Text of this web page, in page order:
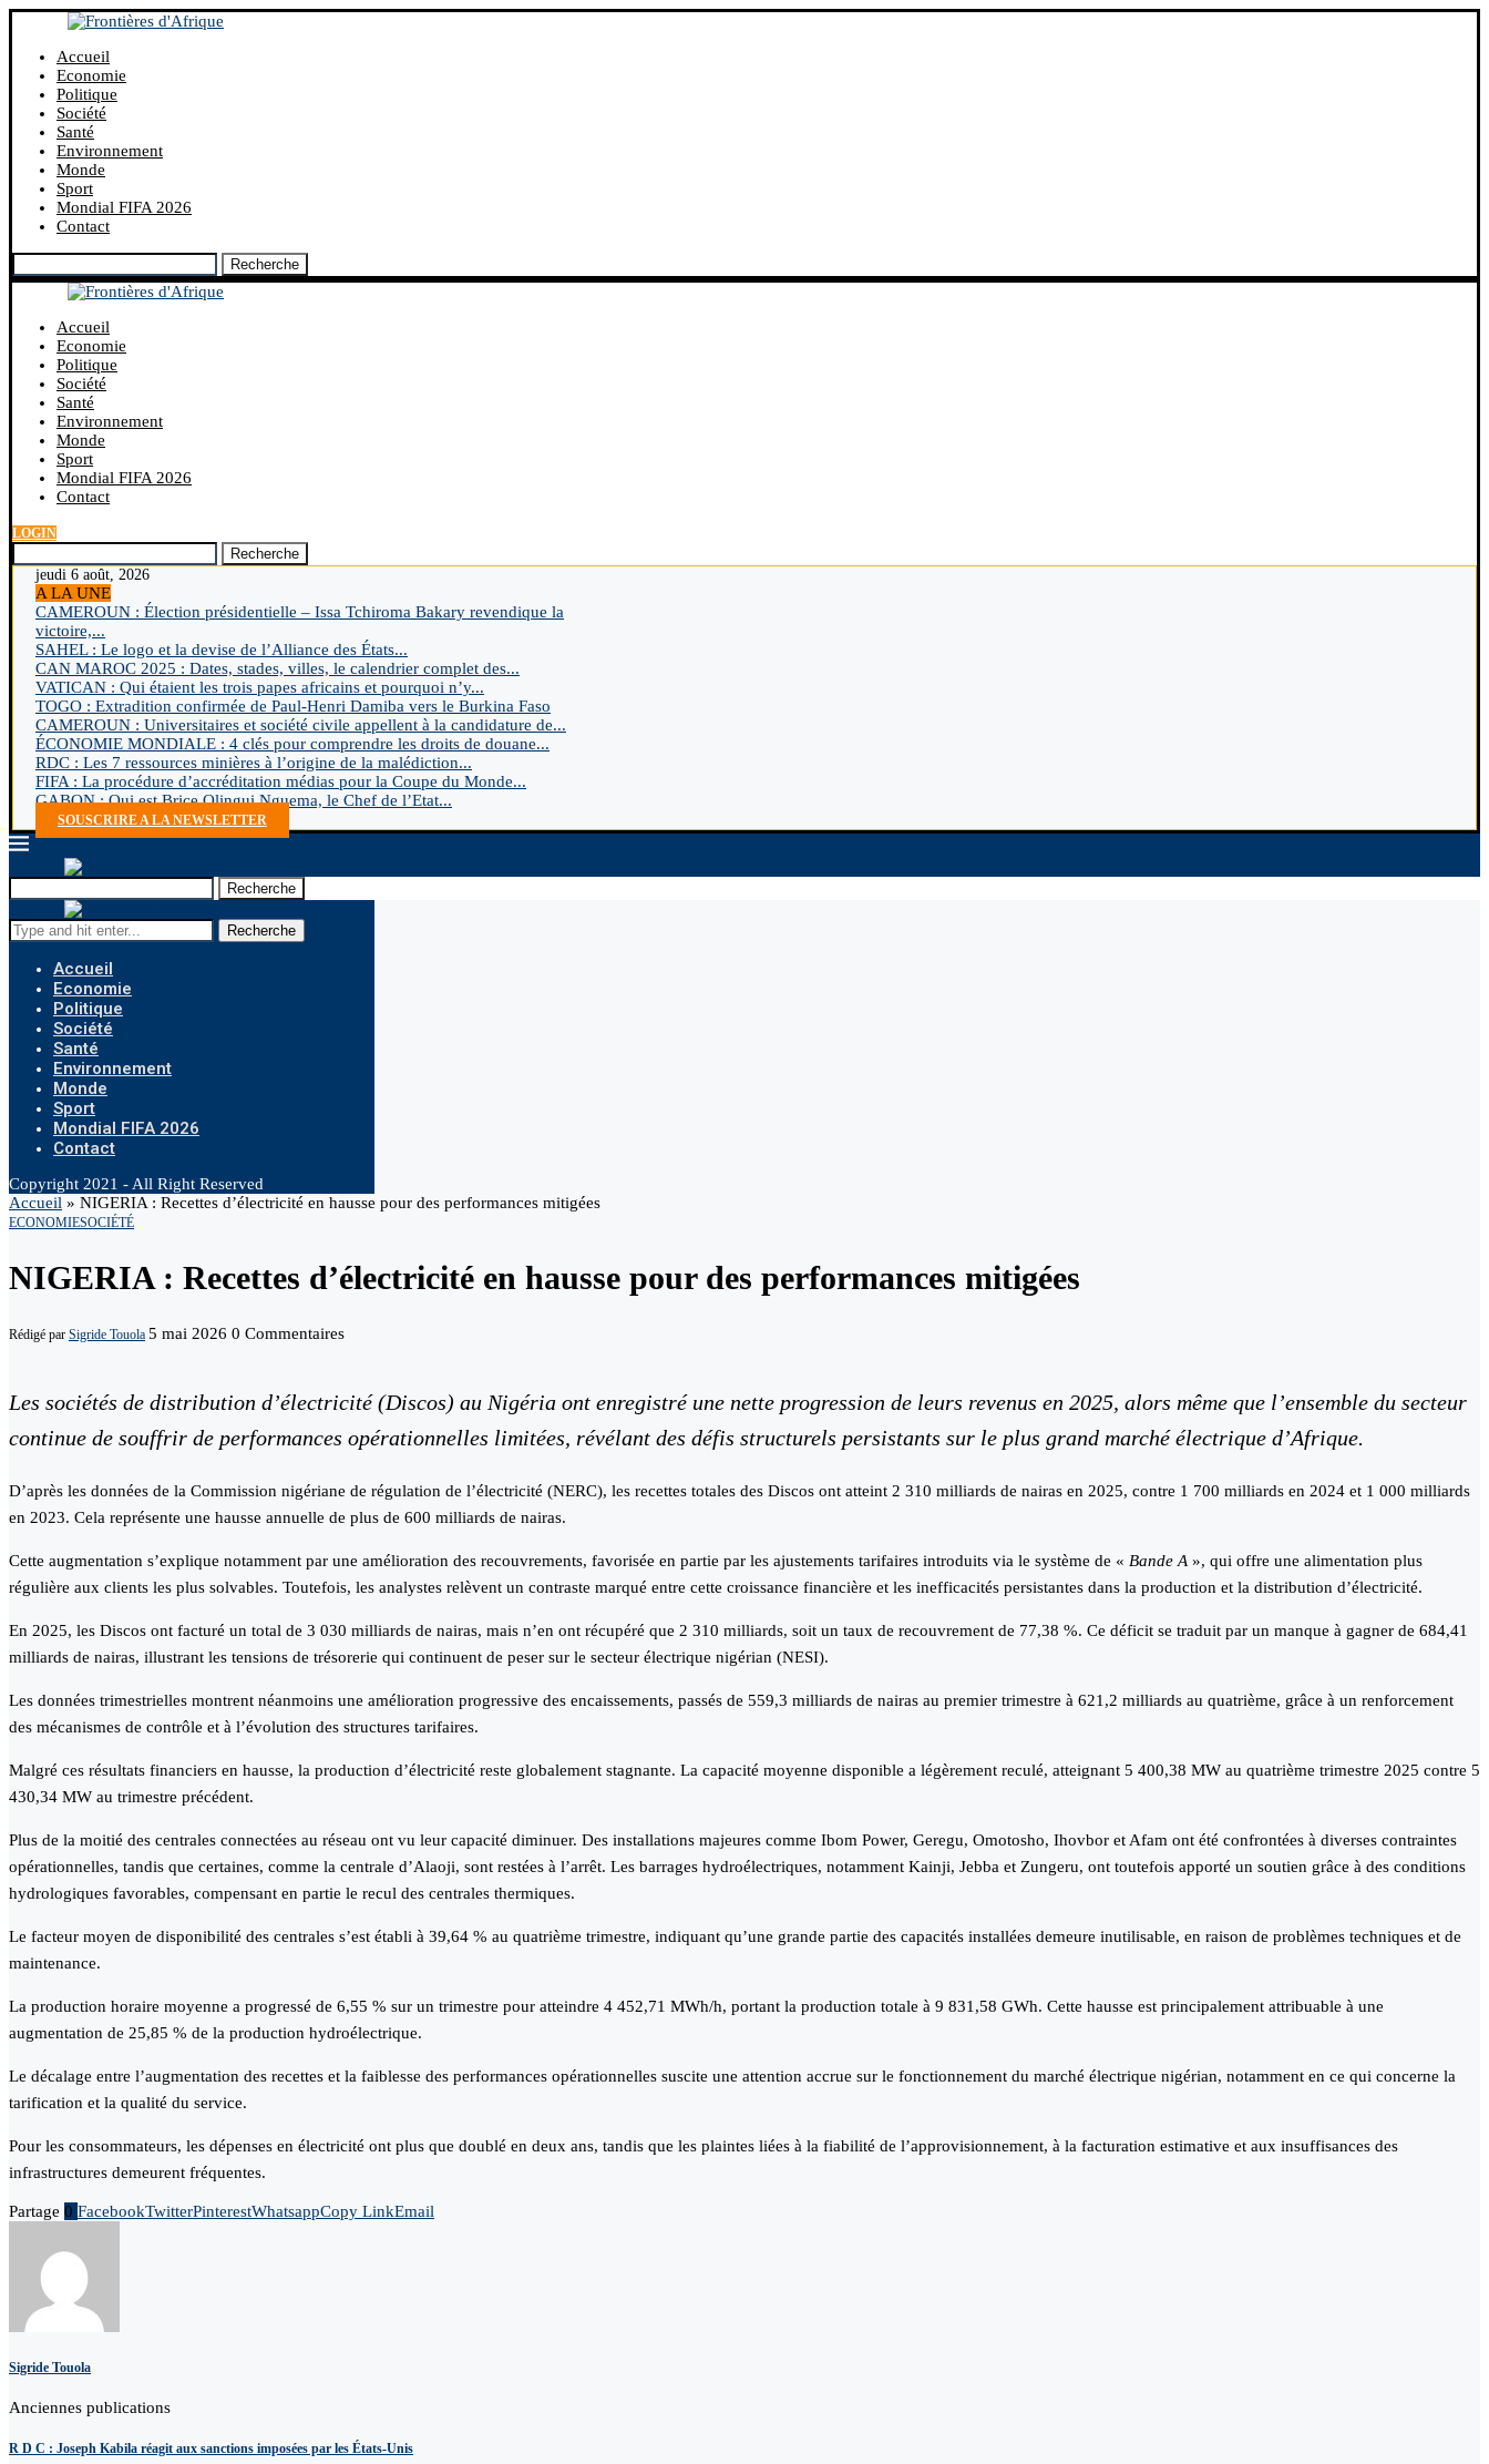
Accueil
Economie
Politique
Société
Santé
Environnement
Monde
Sport
Mondial FIFA 2026
Contact
Recherche
Accueil
Economie
Politique
Société
Santé
Environnement
Monde
Sport
Mondial FIFA 2026
Contact
LOGIN
Recherche
jeudi 6 août, 2026
A LA UNE
CAMEROUN : Élection présidentielle – Issa Tchiroma Bakary revendique la
victoire,...
SAHEL : Le logo et la devise de l’Alliance des États...
CAN MAROC 2025 : Dates, stades, villes, le calendrier complet des...
VATICAN : Qui étaient les trois papes africains et pourquoi n’y...
TOGO : Extradition confirmée de Paul-Henri Damiba vers le Burkina Faso
CAMEROUN : Universitaires et société civile appellent à la candidature de...
ÉCONOMIE MONDIALE : 4 clés pour comprendre les droits de douane...
RDC : Les 7 ressources minières à l’origine de la malédiction...
FIFA : La procédure d’accréditation médias pour la Coupe du Monde...
GABON : Qui est Brice Olingui Nguema, le Chef de l’Etat...
SOUSCRIRE A LA NEWSLETTER
Recherche
Recherche
Accueil
Economie
Politique
Société
Santé
Environnement
Monde
Sport
Mondial FIFA 2026
Contact
Copyright 2021 - All Right Reserved
Accueil » NIGERIA : Recettes d’électricité en hausse pour des performances mitigées
ECONOMIESOCIÉTÉ
NIGERIA : Recettes d’électricité en hausse pour des performances mitigées
Rédigé par Sigride Touola 5 mai 2026 0 Commentaires
Les sociétés de distribution d’électricité (Discos) au Nigéria ont enregistré une nette progression de leurs revenus en 2025, alors même que l’ensemble du secteur
continue de souffrir de performances opérationnelles limitées, révélant des défis structurels persistants sur le plus grand marché électrique d’Afrique.
D’après les données de la Commission nigériane de régulation de l’électricité (NERC), les recettes totales des Discos ont atteint 2 310 milliards de nairas en 2025, contre 1 700 milliards en 2024 et 1 000 milliards
en 2023. Cela représente une hausse annuelle de plus de 600 milliards de nairas.
Cette augmentation s’explique notamment par une amélioration des recouvrements, favorisée en partie par les ajustements tarifaires introduits via le système de « Bande A », qui offre une alimentation plus
régulière aux clients les plus solvables. Toutefois, les analystes relèvent un contraste marqué entre cette croissance financière et les inefficacités persistantes dans la production et la distribution d’électricité.
En 2025, les Discos ont facturé un total de 3 030 milliards de nairas, mais n’en ont récupéré que 2 310 milliards, soit un taux de recouvrement de 77,38 %. Ce déficit se traduit par un manque à gagner de 684,41
milliards de nairas, illustrant les tensions de trésorerie qui continuent de peser sur le secteur électrique nigérian (NESI).
Les données trimestrielles montrent néanmoins une amélioration progressive des encaissements, passés de 559,3 milliards de nairas au premier trimestre à 621,2 milliards au quatrième, grâce à un renforcement
des mécanismes de contrôle et à l’évolution des structures tarifaires.
Malgré ces résultats financiers en hausse, la production d’électricité reste globalement stagnante. La capacité moyenne disponible a légèrement reculé, atteignant 5 400,38 MW au quatrième trimestre 2025 contre 5
430,34 MW au trimestre précédent.
Plus de la moitié des centrales connectées au réseau ont vu leur capacité diminuer. Des installations majeures comme Ibom Power, Geregu, Omotosho, Ihovbor et Afam ont été confrontées à diverses contraintes
opérationnelles, tandis que certaines, comme la centrale d’Alaoji, sont restées à l’arrêt. Les barrages hydroélectriques, notamment Kainji, Jebba et Zungeru, ont toutefois apporté un soutien grâce à des conditions
hydrologiques favorables, compensant en partie le recul des centrales thermiques.
Le facteur moyen de disponibilité des centrales s’est établi à 39,64 % au quatrième trimestre, indiquant qu’une grande partie des capacités installées demeure inutilisable, en raison de problèmes techniques et de
maintenance.
La production horaire moyenne a progressé de 6,55 % sur un trimestre pour atteindre 4 452,71 MWh/h, portant la production totale à 9 831,58 GWh. Cette hausse est principalement attribuable à une
augmentation de 25,85 % de la production hydroélectrique.
Le décalage entre l’augmentation des recettes et la faiblesse des performances opérationnelles suscite une attention accrue sur le fonctionnement du marché électrique nigérian, notamment en ce qui concerne la
tarification et la qualité du service.
Pour les consommateurs, les dépenses en électricité ont plus que doublé en deux ans, tandis que les plaintes liées à la fiabilité de l’approvisionnement, à la facturation estimative et aux insuffisances des
infrastructures demeurent fréquentes.
Partage 0 FacebookTwitterPinterestWhatsappCopy LinkEmail
Sigride Touola
Anciennes publications
R D C : Joseph Kabila réagit aux sanctions imposées par les États-Unis